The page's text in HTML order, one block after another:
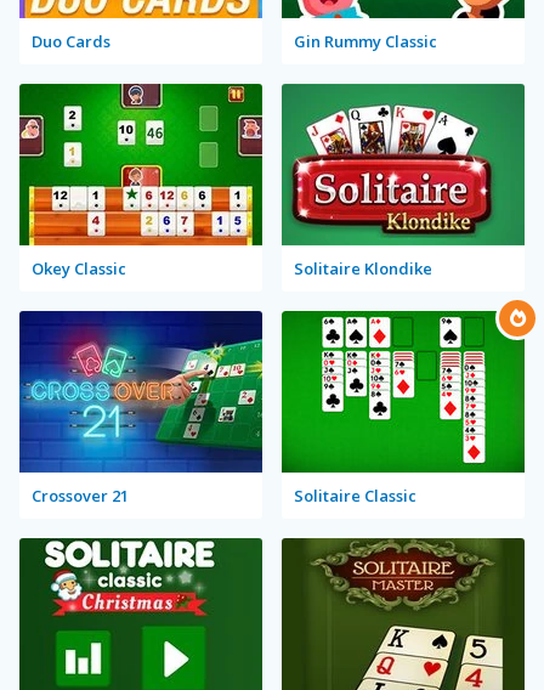
Duo Cards Gin Rummy Classic
Okey Classic Solitaire Klondike
Crossover 21 Solitaire Classic